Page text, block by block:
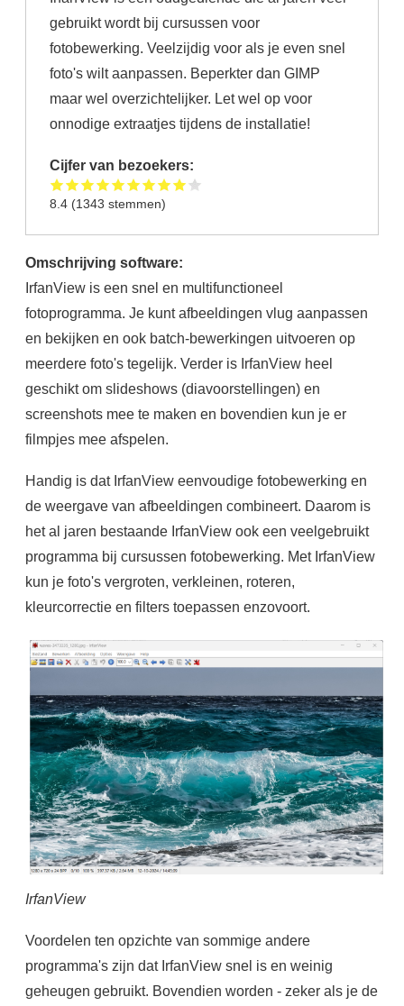
gebruikt wordt bij cursussen voor
fotobewerking. Veelzijdig voor als je even snel
foto's wilt aanpassen. Beperkter dan GIMP
maar wel overzichtelijker. Let wel op voor
onnodige extraatjes tijdens de installatie!
Cijfer van bezoekers:
8.4 (1343 stemmen)
Omschrijving software:
IrfanView is een snel en multifunctioneel
fotoprogramma. Je kunt afbeeldingen vlug aanpassen
en bekijken en ook batch-bewerkingen uitvoeren op
meerdere foto's tegelijk. Verder is IrfanView heel
geschikt om slideshows (diavoorstellingen) en
screenshots mee te maken en bovendien kun je er
filmpjes mee afspelen.
Handig is dat IrfanView eenvoudige fotobewerking en
de weergave van afbeeldingen combineert. Daarom is
het al jaren bestaande IrfanView ook een veelgebruikt
programma bij cursussen fotobewerking. Met IrfanView
kun je foto's vergroten, verkleinen, roteren,
kleurcorrectie en filters toepassen enzovoort.
IrfanView
Voordelen ten opzichte van sommige andere
programma's zijn dat IrfanView snel is en weinig
geheugen gebruikt. Bovendien worden - zeker als je de